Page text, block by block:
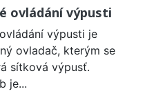
ovládání výpusti
výpusti je
ovladač, kterým se
sítková výpusť.
je...